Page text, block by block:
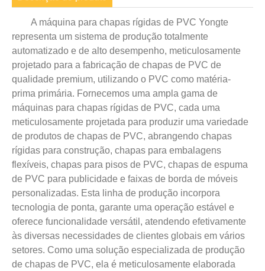
A máquina para chapas rígidas de PVC Yongte
representa um sistema de produção totalmente
automatizado e de alto desempenho, meticulosamente
projetado para a fabricação de chapas de PVC de
qualidade premium, utilizando o PVC como matéria-
prima primária. Fornecemos uma ampla gama de
máquinas para chapas rígidas de PVC, cada uma
meticulosamente projetada para produzir uma variedade
de produtos de chapas de PVC, abrangendo chapas
rígidas para construção, chapas para embalagens
flexíveis, chapas para pisos de PVC, chapas de espuma
de PVC para publicidade e faixas de borda de móveis
personalizadas. Esta linha de produção incorpora
tecnologia de ponta, garante uma operação estável e
oferece funcionalidade versátil, atendendo efetivamente
às diversas necessidades de clientes globais em vários
setores. Como uma solução especializada de produção
de chapas de PVC, ela é meticulosamente elaborada